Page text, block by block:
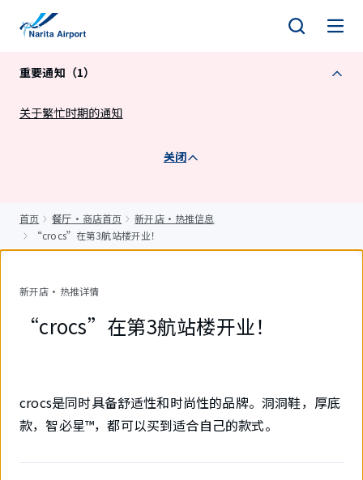
重要通知（1）
关于繁忙时期的通知
关闭
首页 餐厅・商店首页
新开店・热推信息
“crocs”在第3航站楼开业！
新开店・热推详情
“crocs”在第3航站楼开业！
crocs是同时具备舒适性和时尚性的品牌。洞洞鞋，厚底
款，智必星™，都可以买到适合自己的款式。